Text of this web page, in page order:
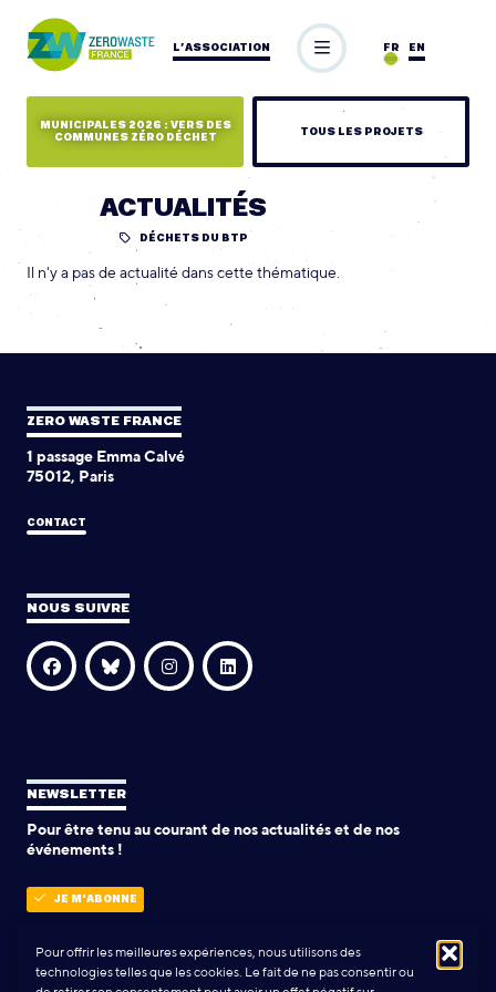
Pour offrir les meilleures expériences, nous utilisons des
technologies telles que les cookies. Le fait de ne pas consentir ou
L’ASSOCIATION EN
FR
MUNICIPALES 2026 : VERS DES
COMMUNES ZÉRO DÉCHET
TOUS LES PROJETS
ACTUALITÉS
DÉCHETS DU BTP
Il n'y a pas de actualité dans cette thématique.
ZERO WASTE FRANCE
1 passage Emma Calvé
75012, Paris
CONTACT
NOUS SUIVRE
NEWSLETTER
Pour être tenu au courant de nos actualités et de nos
événements !
JE M'ABONNE
POLITIQUE DE CONFIDENTIALITÉ